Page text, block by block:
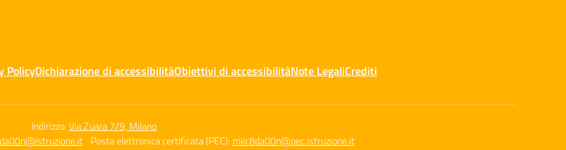
PolicyDichiarazione di accessibilitàObiettivi di accessibilitàNote LegaliCrediti
Indirizzo:Via Zuara 7/9, Milano
Posta elettronica certificata (PEC): miic8da00n@pec.istruzione.it